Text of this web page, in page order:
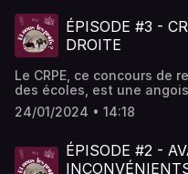
par Acast. Visitez
d'informations.ÉPISODE #3 -
DROITE
Le CRPE, ce concours de
des écoles, est une
son chemin. L'échéance
donner mes meilleurs
qu'ils vous souriront aussi
24/01/2024 • 14:18
ÉPISODE #2 -